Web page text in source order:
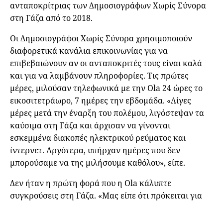
ανταποκρίτριας των Δημοσιογράφων Χωρίς Σύνορα
στη Γάζα από το 2018.
Οι Δημοσιογράφοι Χωρίς Σύνορα χρησιμοποιούν
διαφορετικά κανάλια επικοινωνίας για να
επιβεβαιώνουν αν οι ανταποκριτές τους είναι καλά
και για να λαμβάνουν πληροφορίες. Τις πρώτες
μέρες, μιλούσαν τηλεφωνικά με την Ola 24 ώρες το
εικοσιτετράωρο, 7 ημέρες την εβδομάδα. «Λίγες
μέρες μετά την έναρξη του πολέμου, λιγόστεψαν τα
καύσιμα στη Γάζα και άρχισαν να γίνονται
εσκεμμένα διακοπές ηλεκτρικού ρεύματος και
ίντερνετ. Αργότερα, υπήρχαν ημέρες που δεν
μπορούσαμε να της μιλήσουμε καθόλου», είπε.
Δεν ήταν η πρώτη φορά που η Ola κάλυπτε
συγκρούσεις στη Γάζα. «Μας είπε ότι πρόκειται για